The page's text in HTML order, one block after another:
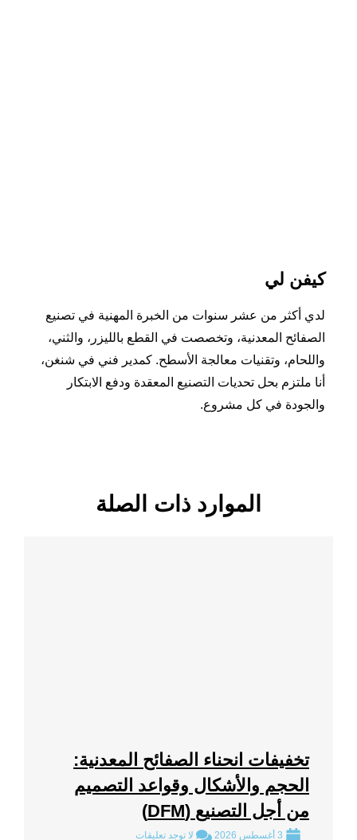
كيفن لي
لدي أكثر من عشر سنوات من الخبرة المهنية في تصنيع
الصفائح المعدنية، وتخصصت في القطع بالليزر، والثني،
واللحام، وتقنيات معالجة الأسطح. كمدير فني في شنغن،
أنا ملتزم بحل تحديات التصنيع المعقدة ودفع الابتكار
والجودة في كل مشروع.
الموارد ذات الصلة
تخفيفات انحناء الصفائح المعدنية:
الحجم والأشكال وقواعد التصميم
من أجل التصنيع (DFM)
لا توجد تعليقات